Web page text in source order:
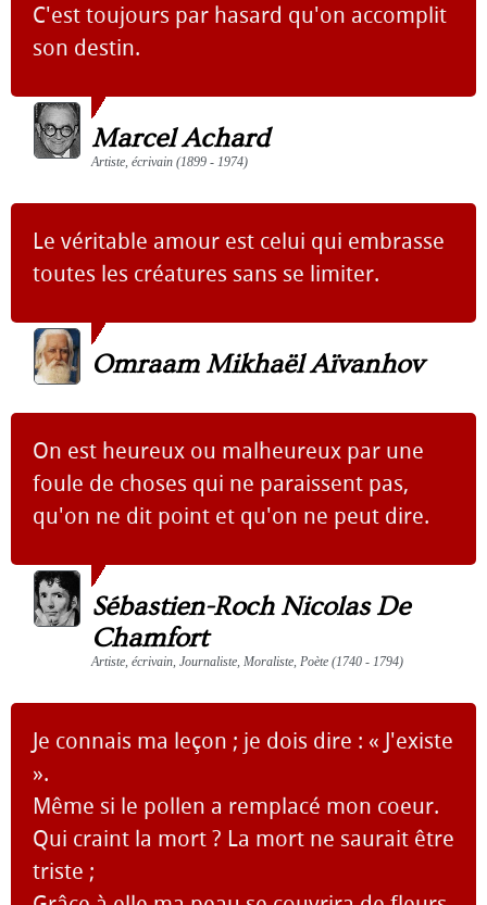
C'est toujours par hasard qu'on accomplit
son destin.
Marcel Achard
Artiste, écrivain (1899 - 1974)
Le véritable amour est celui qui embrasse
toutes les créatures sans se limiter.
Omraam Mikhaël Aïvanhov
On est heureux ou malheureux par une
foule de choses qui ne paraissent pas,
qu'on ne dit point et qu'on ne peut dire.
Sébastien-Roch Nicolas De
Chamfort
Artiste, écrivain, Journaliste, Moraliste, Poète (1740 - 1794)
Je connais ma leçon ; je dois dire : « J'existe
».
Même si le pollen a remplacé mon coeur.
Qui craint la mort ? La mort ne saurait être
triste ;